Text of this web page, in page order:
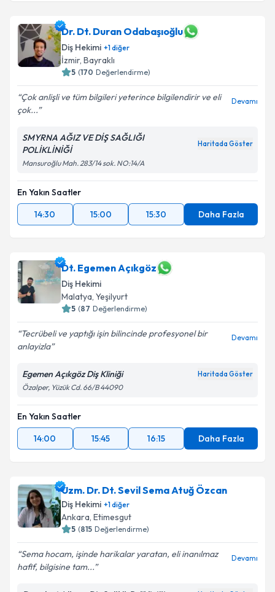
Dr. Dt. Duran Odabaşıoğlu
Diş Hekimi +1diğer
İzmir, Bayraklı
5 (170 Değerlendirme)
Çok anlişli ve tüm bilgileri yeterince bilgilendirir ve eli
çok...
Devamı
SMYRNA AĞIZ VE DİŞ SAĞLIĞI
POLİKLİNİĞİ
Haritada Göster
Mansuroğlu Mah. 283/14 sok. NO:14/A
En Yakın Saatler
14:30
15:00 15:30 Daha Fazla
Dt. Egemen Açıkgöz
Diş Hekimi
Malatya, Yeşilyurt
5 (87 Değerlendirme)
Tecrübeli ve yaptığı işin bilincinde profesyonel bir
anlayizla
Devamı
Egemen Açıkgöz Diş Kliniği Haritada Göster
Özalper, Yüzük Cd. 66/B 44090
En Yakın Saatler
14:00
15:45 16:15 Daha Fazla
Uzm. Dr. Dt. Sevil Sema Atuğ Özcan
Diş Hekimi +1diğer
Ankara, Etimesgut
5 (815 Değerlendirme)
Sema hocam, işinde harikalar yaratan, eli inanılmaz
hafif, bilgisine tam...
Devamı